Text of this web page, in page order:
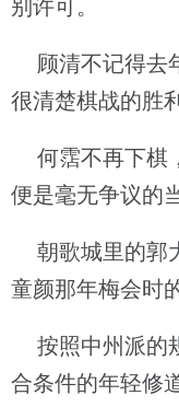
别许可。
顾清不记得去
很清楚棋战的胜
何霑不再下棋
便是毫无争议的
朝歌城里的郭
童颜那年梅会时
按照中州派的
合条件的年轻修